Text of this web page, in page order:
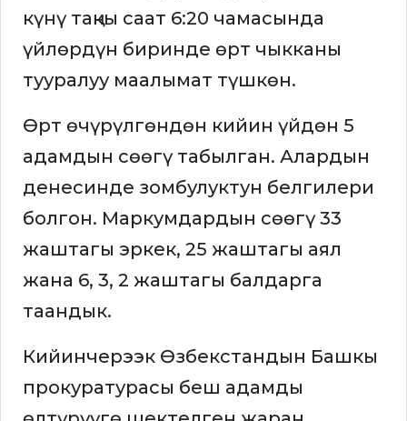
күнү таңкы саат 6:20 чамасында
үйлөрдүн биринде өрт чыкканы
тууралуу маалымат түшкөн.
Өрт өчүрүлгөндөн кийин үйдөн 5
адамдын сөөгү табылган. Алардын
денесинде зомбулуктун белгилери
болгон. Маркумдардын сөөгү 33
жаштагы эркек, 25 жаштагы аял
жана 6, 3, 2 жаштагы балдарга
таандык.
Кийинчерээк Өзбекстандын Башкы
прокуратурасы беш адамды